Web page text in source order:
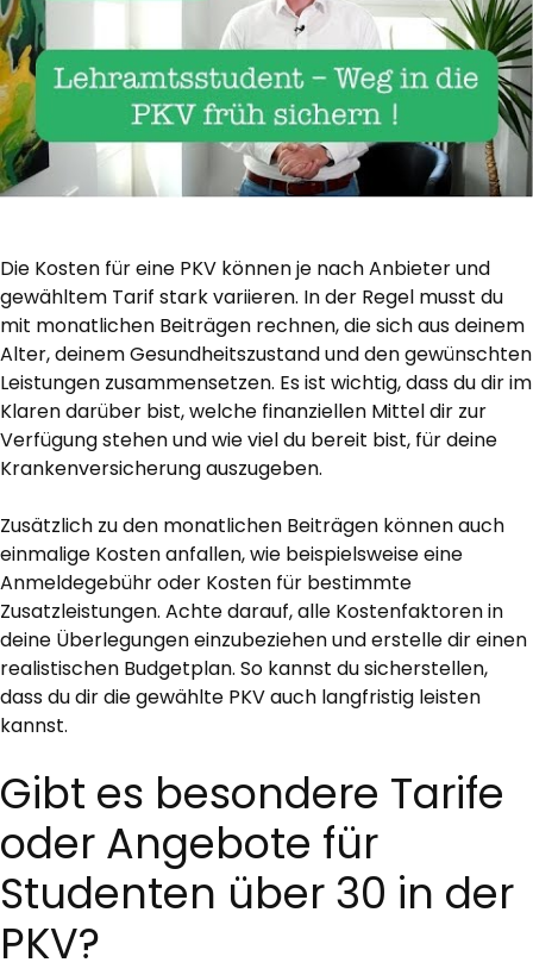
Die Kosten für eine PKV können je nach Anbieter und
gewähltem Tarif stark variieren. In der Regel musst du
mit monatlichen Beiträgen rechnen, die sich aus deinem
Alter, deinem Gesundheitszustand und den gewünschten
Leistungen zusammensetzen. Es ist wichtig, dass du dir im
Klaren darüber bist, welche finanziellen Mittel dir zur
Verfügung stehen und wie viel du bereit bist, für deine
Krankenversicherung auszugeben.
Zusätzlich zu den monatlichen Beiträgen können auch
einmalige Kosten anfallen, wie beispielsweise eine
Anmeldegebühr oder Kosten für bestimmte
Zusatzleistungen. Achte darauf, alle Kostenfaktoren in
deine Überlegungen einzubeziehen und erstelle dir einen
realistischen Budgetplan. So kannst du sicherstellen,
dass du dir die gewählte PKV auch langfristig leisten
kannst.
Gibt es besondere Tarife
oder Angebote für
Studenten über 30 in der
PKV?